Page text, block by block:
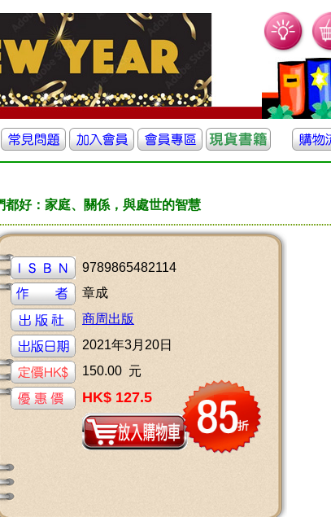
都好：家庭、關係，與處世的智慧
9789865482114
章成
商周出版
2021年3月20日
150.00 元
HK$ 127.5